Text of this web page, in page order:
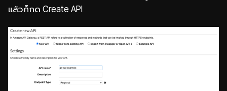
แล้วก็กด Create API